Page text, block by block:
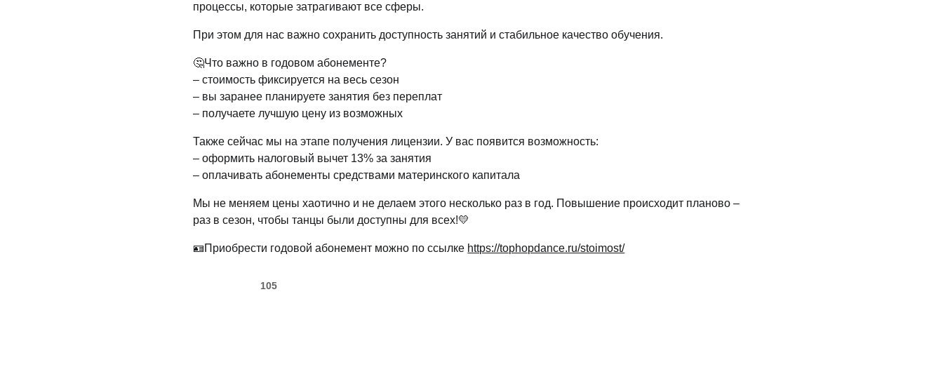
процессы, которые затрагивают все сферы.
При этом для нас важно сохранить доступность занятий и стабильное качество обучения.
🤔Что важно в годовом абонементе?
– стоимость фиксируется на весь сезон
– вы заранее планируете занятия без переплат
– получаете лучшую цену из возможных
Также сейчас мы на этапе получения лицензии. У вас появится возможность:
– оформить налоговый вычет 13% за занятия
– оплачивать абонементы средствами материнского капитала
Мы не меняем цены хаотично и не делаем этого несколько раз в год. Повышение происходит планово –
раз в сезон, чтобы танцы были доступны для всех!💛
🪪Приобрести годовой абонемент можно по ссылке https://tophopdance.ru/stoimost/
105